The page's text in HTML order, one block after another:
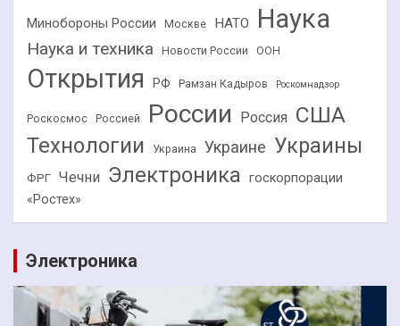
Минобороны России Москве НАТО Наука
Наука и техника Новости России ООН
Открытия РФ Рамзан Кадыров Роскомнадзор
Роскосмос Россией России Россия США
Технологии Украина Украине Украины
ФРГ Чечни Электроника госкорпорации
«Ростех»
Электроника